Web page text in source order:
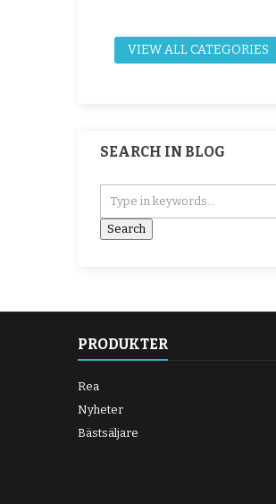
VIEW ALL CATEGORIES
SEARCH IN BLOG
PRODUKTER
Rea
Nyheter
Bästsäljare